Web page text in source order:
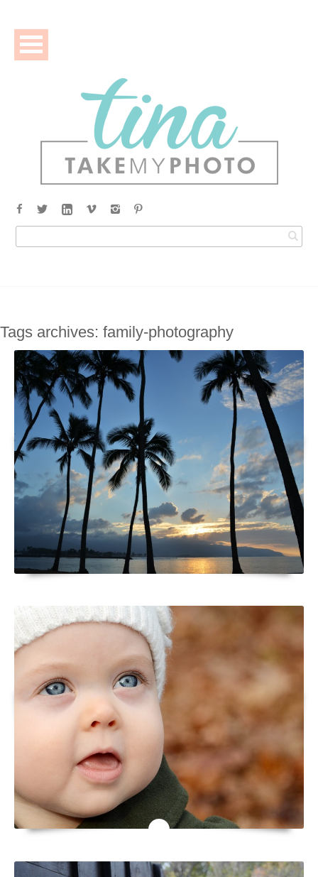
Tags archives: family-photography